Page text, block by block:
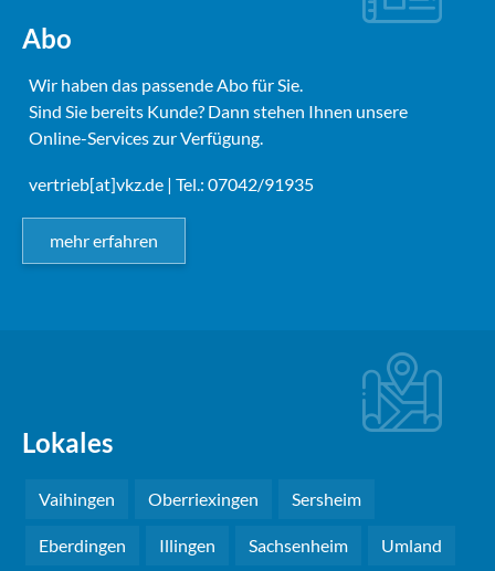
Abo
Wir haben das passende Abo für Sie.
Sind Sie bereits Kunde? Dann stehen Ihnen unsere
Online-Services zur Verfügung.
vertrieb[at]vkz.de | Tel.: 07042/91935
mehr erfahren
Lokales
Vaihingen Oberriexingen Sersheim
Eberdingen Illingen Sachsenheim Umland